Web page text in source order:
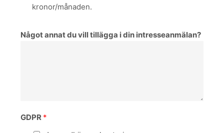
kronor/månaden.
Något annat du vill tillägga i din intresseanmälan?
GDPR *